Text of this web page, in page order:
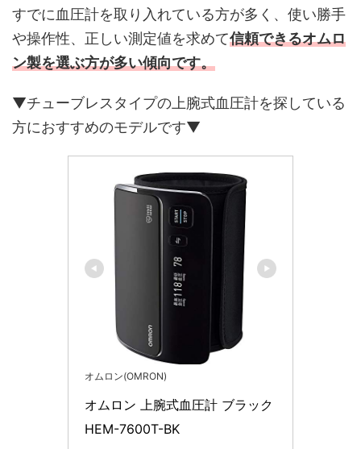
すでに血圧計を取り入れている方が多く、使い勝手
や操作性、正しい測定値を求めて信頼できるオムロ
ン製を選ぶ方が多い傾向です。
▼チューブレスタイプの上腕式血圧計を探している
方におすすめのモデルです▼
オムロン(OMRON)
オムロン 上腕式血圧計 ブラック
HEM-7600T-BK